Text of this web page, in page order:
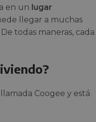
en un lugar
llegar a muchas
todas maneras, cada
Coogee y está